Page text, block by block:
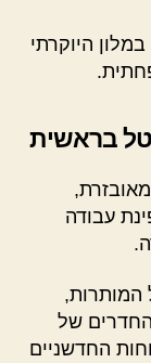
היוקרתי
בראשית
עבודה
המותרות,
החדרים של
החדשניים